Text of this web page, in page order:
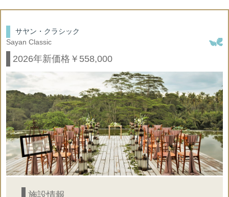
【合計内訳】挙式＋フォト＋ヘアメイク
◇新婦ヘアメイク 52,000円
◇ヘアメイク同行 挙式＋フォト 30,000円
写真撮影約2時間 150カット 88,000円
◇コーラス２名＋キーボード 52,000円
（リンディックの生演奏の場合48,000円）
※挙式に必要なオプショナルの合計金額です
※挙式代金に合計金額を加算してください
※その他様々なオプションをご用意してます
下記オプション一覧をご参照ください
動画撮影
会場装飾 ○
式次第 ×
タキシード ×
フラワーシャワー ○
サヤン・クラシック
Sayan Classic
2026年新価格￥558,000
施設情報